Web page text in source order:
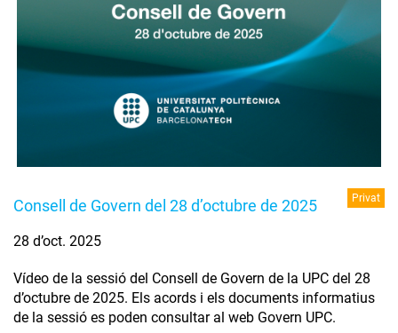
Consell de Govern del 28 d’octubre de 2025 Privat
28 d’oct. 2025
Vídeo de la sessió del Consell de Govern de la UPC del 28
d’octubre de 2025. Els acords i els documents informatius
de la sessió es poden consultar al web Govern UPC.